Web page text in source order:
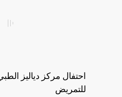
احتفال مركز دياليز
للتمريض